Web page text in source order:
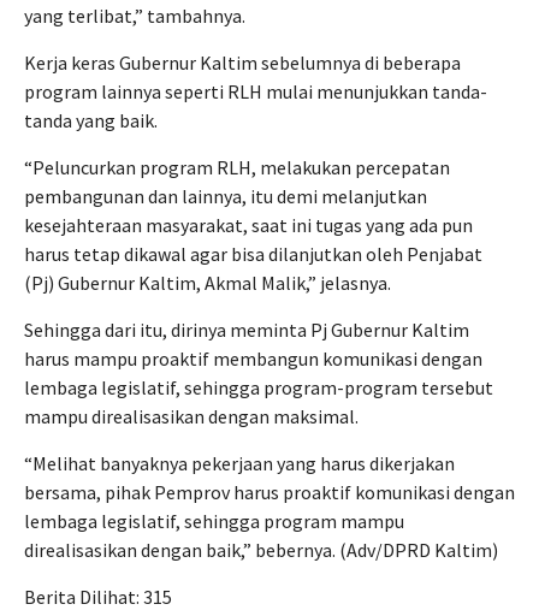
yang terlibat,” tambahnya.
Kerja keras Gubernur Kaltim sebelumnya di beberapa
program lainnya seperti RLH mulai menunjukkan tanda-
tanda yang baik.
“Peluncurkan program RLH, melakukan percepatan
pembangunan dan lainnya, itu demi melanjutkan
kesejahteraan masyarakat, saat ini tugas yang ada pun
harus tetap dikawal agar bisa dilanjutkan oleh Penjabat
(Pj) Gubernur Kaltim, Akmal Malik,” jelasnya.
Sehingga dari itu, dirinya meminta Pj Gubernur Kaltim
harus mampu proaktif membangun komunikasi dengan
lembaga legislatif, sehingga program-program tersebut
mampu direalisasikan dengan maksimal.
“Melihat banyaknya pekerjaan yang harus dikerjakan
bersama, pihak Pemprov harus proaktif komunikasi dengan
lembaga legislatif, sehingga program mampu
direalisasikan dengan baik,” bebernya. (Adv/DPRD Kaltim)
Berita Dilihat: 315